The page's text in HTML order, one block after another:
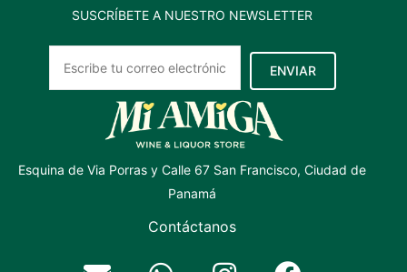
SUSCRÍBETE A NUESTRO NEWSLETTER
ENVIAR
Esquina de Via Porras y Calle 67 San Francisco, Ciudad de
Panamá
Contáctanos